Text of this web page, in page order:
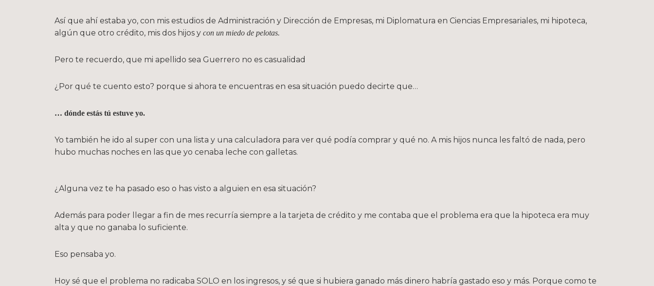
Así que ahí estaba yo, con mis estudios de Administración y Dirección de Empresas, mi Diplomatura en Ciencias Empresariales, mi hipoteca,
algún que otro crédito, mis dos hijos y con un miedo de pelotas.
Pero te recuerdo, que mi apellido sea Guerrero no es casualidad
¿Por qué te cuento esto? porque si ahora te encuentras en esa situación puedo decirte que…
… dónde estás tú estuve yo.
Yo también he ido al super con una lista y una calculadora para ver qué podía comprar y qué no. A mis hijos nunca les faltó de nada, pero
hubo muchas noches en las que yo cenaba leche con galletas.
¿Alguna vez te ha pasado eso o has visto a alguien en esa situación?
Además para poder llegar a fin de mes recurría siempre a la tarjeta de crédito y me contaba que el problema era que la hipoteca era muy
alta y que no ganaba lo suficiente.
Eso pensaba yo.
Hoy sé que el problema no radicaba SOLO en los ingresos, y sé que si hubiera ganado más dinero habría gastado eso y más. Porque como te